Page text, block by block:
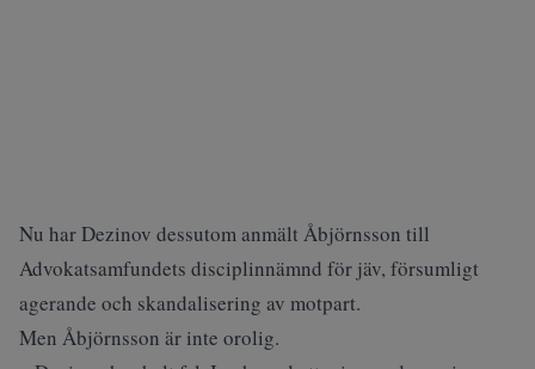
Nu har Dezinov dessutom anmält Åbjörnsson till
Advokatsamfundets disciplinnämnd för jäv, försumligt
agerande och skandalisering av motpart.
Men Åbjörnsson är inte orolig.